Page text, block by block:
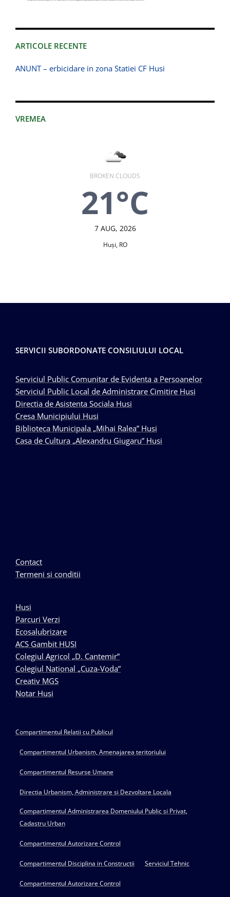
ARTICOLE RECENTE
ANUNT – erbicidare in zona Statiei CF Husi
VREMEA
BROKEN CLOUDS
21°C
7 AUG, 2026
Huşi, RO
SERVICII SUBORDONATE CONSILIULUI LOCAL
Serviciul Public Comunitar de Evidenta a Persoanelor
Serviciul Public Local de Administrare Cimitire Husi
Directia de Asistenta Sociala Husi
Cresa Municipiului Husi
Biblioteca Municipala „Mihai Ralea” Husi
Casa de Cultura „Alexandru Giugaru” Husi
Contact
Termeni si conditii
Husi
Parcuri Verzi
Ecosalubrizare
ACS Gambit HUSI
Colegiul Agricol „D. Cantemir”
Colegiul National „Cuza-Voda”
Creativ MGS
Notar Husi
Compartimentul Relatii cu Publicul
Compartimentul Urbanism, Amenajarea teritoriului
Compartimentul Resurse Umane
Directia Urbanism, Administrare si Dezvoltare Locala
Compartimentul Administrarea Domeniului Public si Privat,
Cadastru Urban
Compartimentul Autorizare Control
Compartimentul Disciplina in Constructii Serviciul Tehnic
Compartimentul Autorizare Control